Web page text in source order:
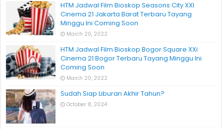
HTM Jadwal Film Bioskop Seasons City XXI
Cinema 21 Jakarta Barat Terbaru Tayang
Minggu Ini Coming Soon
March 20, 2022
HTM Jadwal Film Bioskop Bogor Square XXi
Cinema 21 Bogor Terbaru Tayang Minggu Ini
Coming Soon
March 20, 2022
Sudah Siap Liburan Akhir Tahun?
October 8, 2024